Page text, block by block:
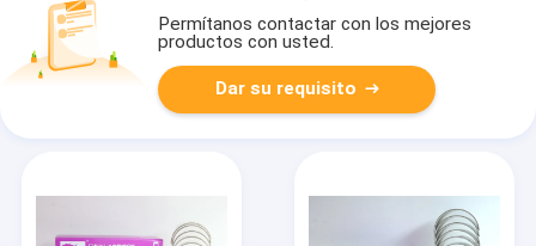
Permítanos contactar con los mejores
productos con usted.
Dar su requisito